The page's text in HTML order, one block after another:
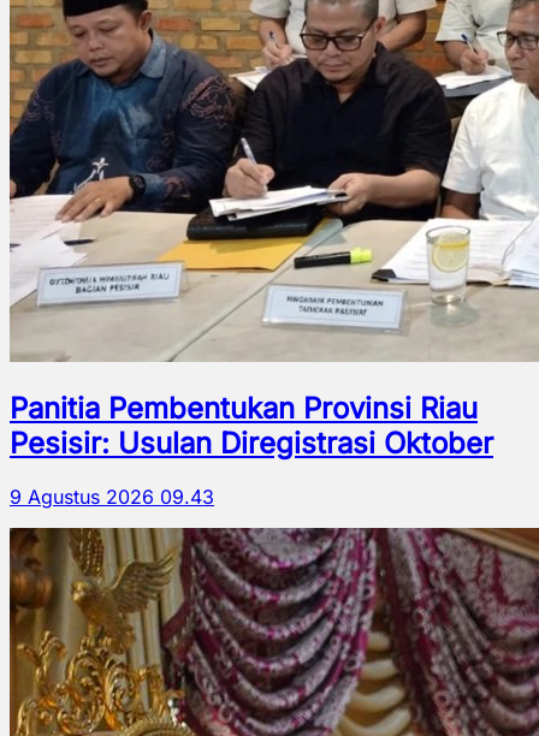
Panitia Pembentukan Provinsi Riau
Pesisir: Usulan Diregistrasi Oktober
9 Agustus 2026 09.43